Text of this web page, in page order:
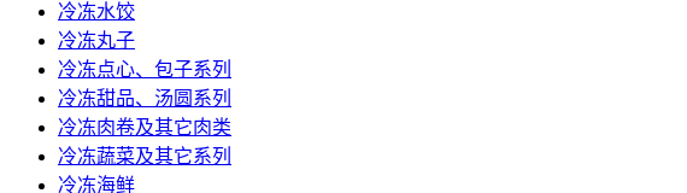
冷冻水饺
冷冻丸子
冷冻点心、包子系列
冷冻甜品、汤圆系列
冷冻肉卷及其它肉类
冷冻蔬菜及其它系列
冷冻海鲜